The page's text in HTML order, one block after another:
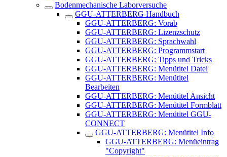
Bodenmechanische Laborversuche
GGU-ATTERBERG Handbuch
GGU-ATTERBERG: Vorab
GGU-ATTERBERG: Lizenzschutz
GGU-ATTERBERG: Sprachwahl
GGU-ATTERBERG: Programmstart
GGU-ATTERBERG: Tipps und Tricks
GGU-ATTERBERG: Menütitel Datei
GGU-ATTERBERG: Menütitel
Bearbeiten
GGU-ATTERBERG: Menütitel Ansicht
GGU-ATTERBERG: Menütitel Formblatt
GGU-ATTERBERG: Menütitel GGU-
CONNECT
GGU-ATTERBERG: Menütitel Info
GGU-ATTERBERG: Menüeintrag
"Copyright"